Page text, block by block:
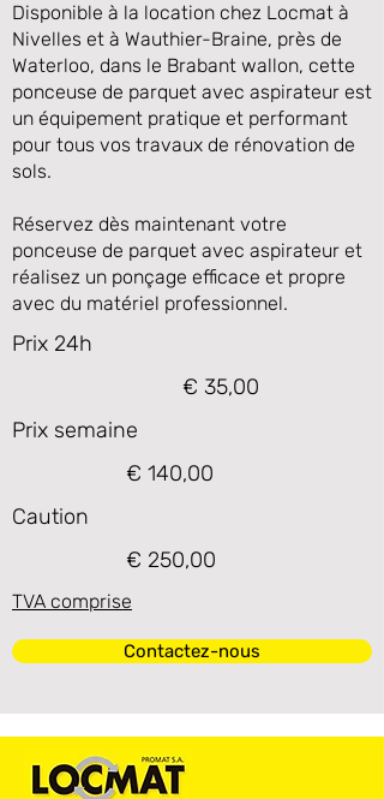
Disponible à la location chez Locmat à
Nivelles et à Wauthier-Braine, près de
Waterloo, dans le Brabant wallon, cette
ponceuse de parquet avec aspirateur est
un équipement pratique et performant
pour tous vos travaux de rénovation de
sols.
Réservez dès maintenant votre
ponceuse de parquet avec aspirateur et
réalisez un ponçage efficace et propre
avec du matériel professionnel.
Prix 24h
€ 35,00
Prix semaine
€ 140,00
Caution
€ 250,00
TVA comprise
Contactez-nous